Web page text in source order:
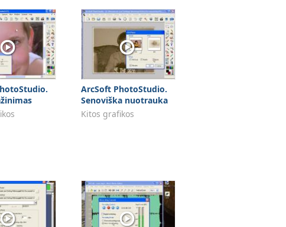
ArcSoft PhotoStudio.
Senoviška nuotrauka
Kitos grafikos